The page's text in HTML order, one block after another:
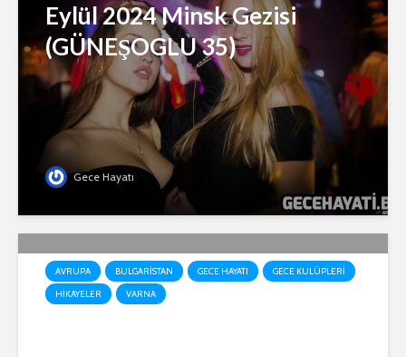
Eylül 2024 Minsk Gezisi
(GÜNEŞOGLU 35)
Gece Hayatı
AVRUPA BULGARISTAN GECE HAYATI
GECE KULÜPLERI
HIKAYELER
VARNA